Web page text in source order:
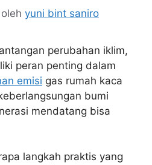
oleh yuni bint saniro
perubahan iklim,
peran penting dalam
emisi gas rumah kaca
bumi
mendatang bisa
langkah praktis yang